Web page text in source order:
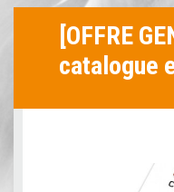
[OFFRE
catalogue